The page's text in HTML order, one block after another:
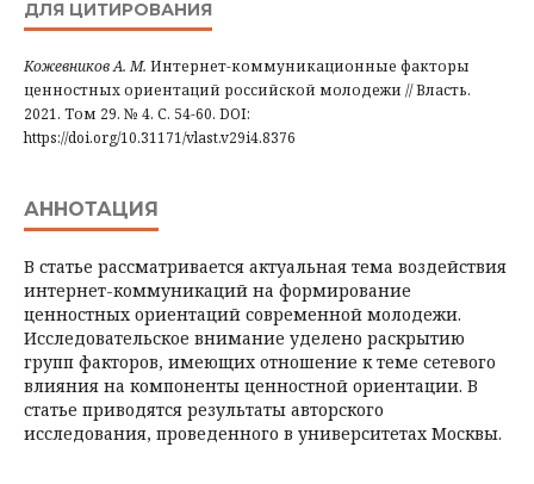
ДЛЯ ЦИТИРОВАНИЯ
Кожевников А. М. Интернет-коммуникационные факторы
ценностных ориентаций российской молодежи // Власть.
2021. Том 29. № 4. С. 54-60. DOI:
https://doi.org/10.31171/vlast.v29i4.8376
АННОТАЦИЯ
В статье рассматривается актуальная тема воздействия
интернет-коммуникаций на формирование
ценностных ориентаций современной молодежи.
Исследовательское внимание уделено раскрытию
групп факторов, имеющих отношение к теме сетевого
влияния на компоненты ценностной ориентации. В
статье приводятся результаты авторского
исследования, проведенного в университетах Москвы.